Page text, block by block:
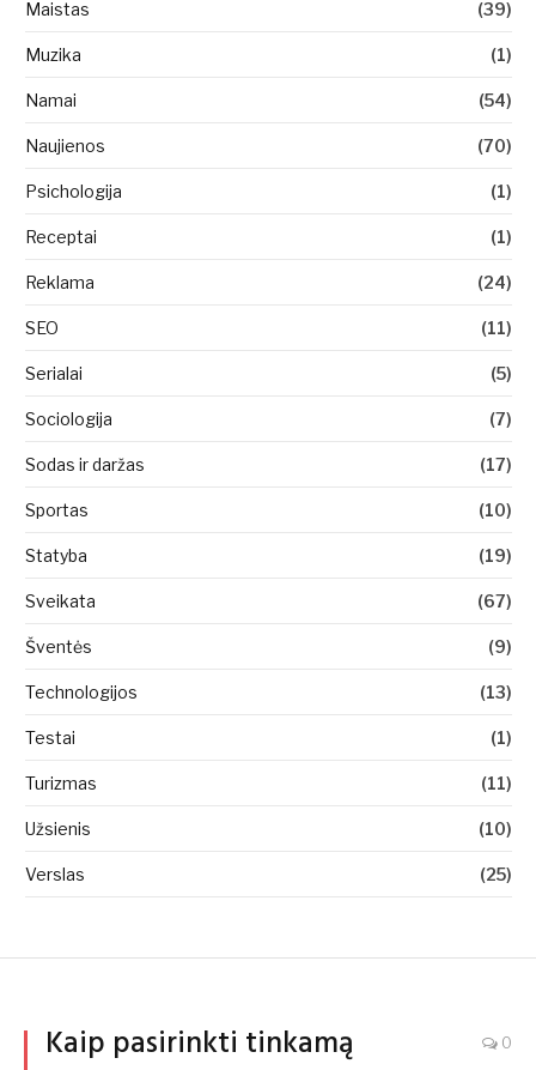
Maistas (39)
Muzika (1)
Namai (54)
Naujienos (70)
Psichologija (1)
Receptai (1)
Reklama (24)
SEO (11)
Serialai (5)
Sociologija (7)
Sodas ir daržas (17)
Sportas (10)
Statyba (19)
Sveikata (67)
Šventės (9)
Technologijos (13)
Testai (1)
Turizmas (11)
Užsienis (10)
Verslas (25)
Kaip pasirinkti tinkamą
0